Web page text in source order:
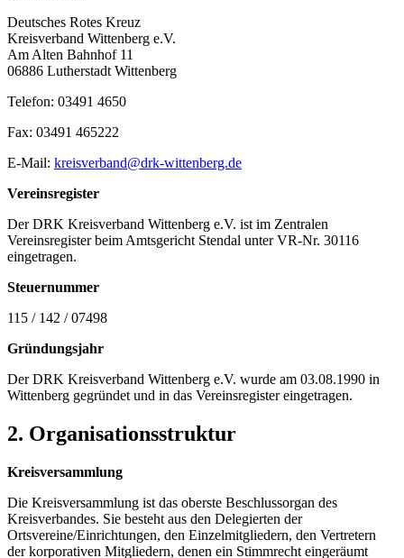
Deutsches Rotes Kreuz
Kreisverband Wittenberg e.V.
Am Alten Bahnhof 11
06886 Lutherstadt Wittenberg
Telefon: 03491 4650
Fax: 03491 465222
E-Mail: kreisverband@drk-wittenberg.de
Vereinsregister
Der DRK Kreisverband Wittenberg e.V. ist im Zentralen
Vereinsregister beim Amtsgericht Stendal unter VR-Nr. 30116
eingetragen.
Steuernummer
115 / 142 / 07498
Gründungsjahr
Der DRK Kreisverband Wittenberg e.V. wurde am 03.08.1990 in
Wittenberg gegründet und in das Vereinsregister eingetragen.
2. Organisationsstruktur
Kreisversammlung
Die Kreisversammlung ist das oberste Beschlussorgan des
Kreisverbandes. Sie besteht aus den Delegierten der
Ortsvereine/Einrichtungen, den Einzelmitgliedern, den Vertretern
der korporativen Mitgliedern, denen ein Stimmrecht eingeräumt